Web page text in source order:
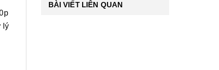
lý
BÀI VIẾT LIÊN QUAN